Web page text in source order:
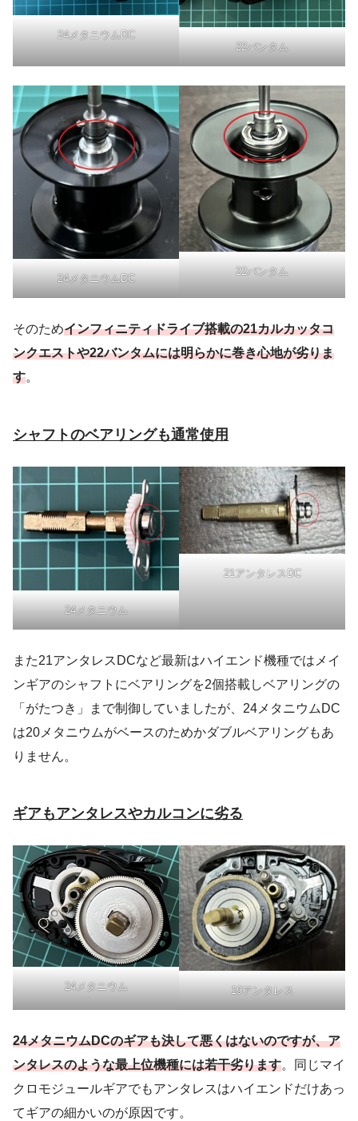
24メタニウムDC
22バンタム
24メタニウムDC
22バンタム
そのためインフィニティドライブ搭載の21カルカッタコ
ンクエストや22バンタムには明らかに巻き心地が劣りま
す。
シャフトのベアリングも通常使用
24メタニウム
21アンタレスDC
また21アンタレスDCなど最新はハイエンド機種ではメイ
ンギアのシャフトにベアリングを2個搭載しベアリングの
「がたつき」まで制御していましたが、24メタニウムDC
は20メタニウムがベースのためかダブルベアリングもあ
りません。
ギアもアンタレスやカルコンに劣る
24メタニウム 19アンタレス
24メタニウムDCのギアも決して悪くはないのですが、ア
ンタレスのような最上位機種には若干劣ります。同じマイ
クロモジュールギアでもアンタレスはハイエンドだけあっ
てギアの細かいのが原因です。